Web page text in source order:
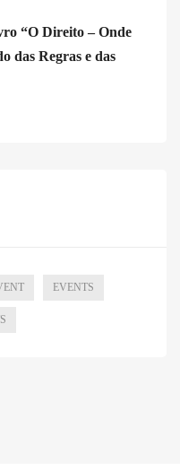
“O Direito – Onde
das Regras e das
EVENTS